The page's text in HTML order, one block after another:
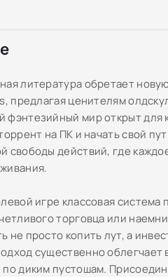
литература обретает
предлагая ценителям
мир открыт для
на ПК и начать свой
свободы действий, где
игре классовая система
торговца или
не просто копить лут, а
существенно
диким пустошам.